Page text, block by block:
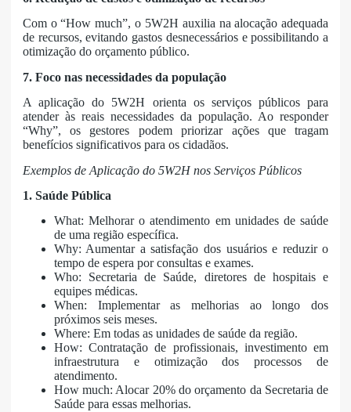
Com o “How much”, o 5W2H auxilia na alocação adequada
de recursos, evitando gastos desnecessários e possibilitando a
otimização do orçamento público.
7. Foco nas necessidades da população
A aplicação do 5W2H orienta os serviços públicos para
atender às reais necessidades da população. Ao responder
“Why”, os gestores podem priorizar ações que tragam
benefícios significativos para os cidadãos.
Exemplos de Aplicação do 5W2H nos Serviços Públicos
1. Saúde Pública
What: Melhorar o atendimento em unidades de saúde
de uma região específica.
Why: Aumentar a satisfação dos usuários e reduzir o
tempo de espera por consultas e exames.
Who: Secretaria de Saúde, diretores de hospitais e
equipes médicas.
When: Implementar as melhorias ao longo dos
próximos seis meses.
Where: Em todas as unidades de saúde da região.
How: Contratação de profissionais, investimento em
infraestrutura e otimização dos processos de
atendimento.
How much: Alocar 20% do orçamento da Secretaria de
Saúde para essas melhorias.